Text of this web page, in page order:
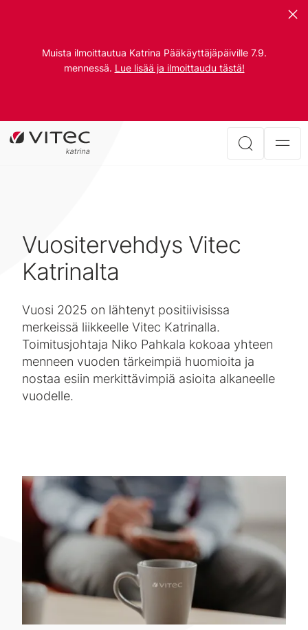
Muista ilmoittautua Katrina Pääkäyttäjäpäiville 7.9.
mennessä. Lue lisää ja ilmoittaudu tästä!
Vuositervehdys Vitec
Katrinalta
Vuosi 2025 on lähtenyt positiivisissa
merkeissä liikkeelle Vitec Katrinalla.
Toimitusjohtaja Niko Pahkala kokoaa yhteen
menneen vuoden tärkeimpiä huomioita ja
nostaa esiin merkittävimpiä asioita alkaneelle
vuodelle.